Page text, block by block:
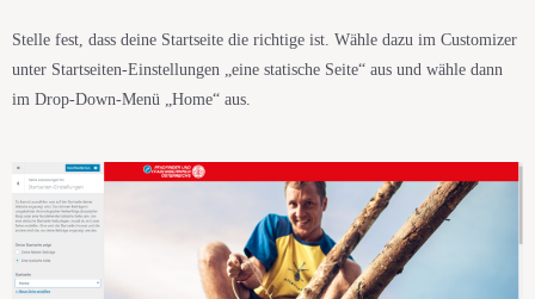
Stelle fest, dass deine Startseite die richtige ist. Wähle dazu im Customizer
unter Startseiten-Einstellungen „eine statische Seite“ aus und wähle dann
im Drop-Down-Menü „Home“ aus.